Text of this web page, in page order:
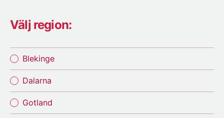
Välj region:
Blekinge
Dalarna
Gotland